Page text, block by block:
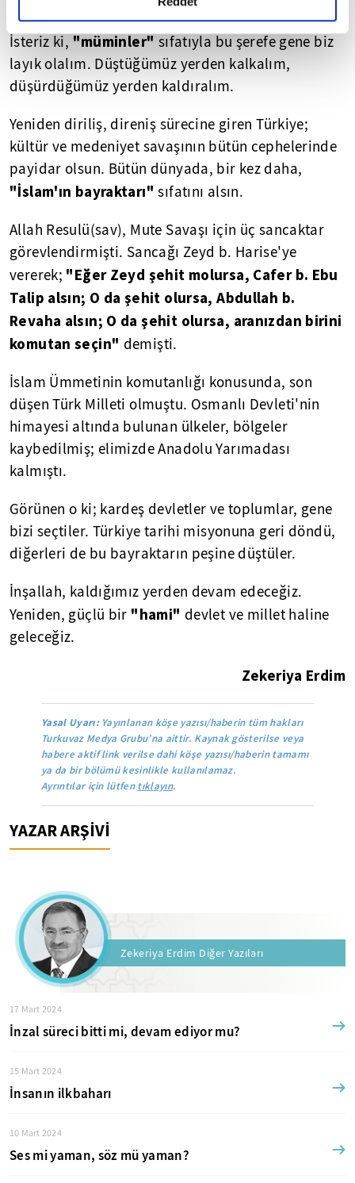
İsteriz ki, "müminler" sıfatıyla bu şerefe gene biz
layık olalım. Düştüğümüz yerden kalkalım,
düşürdüğümüz yerden kaldıralım.
Yeniden diriliş, direniş sürecine giren Türkiye;
kültür ve medeniyet savaşının bütün cephelerinde
payidar olsun. Bütün dünyada, bir kez daha,
"İslam'ın bayraktarı"sıfatını alsın.
Allah Resulü(sav), Mute Savaşı için üç sancaktar
görevlendirmişti. Sancağı Zeyd b. Harise'ye
vererek; "Eğer Zeyd şehit molursa, Cafer b. Ebu
Talip alsın; O da şehit olursa, Abdullah b.
Revaha alsın; O da şehit olursa, aranızdan birini
komutan seçin" demişti.
İslam Ümmetinin komutanlığı konusunda, son
düşen Türk Milleti olmuştu. Osmanlı Devleti'nin
himayesi altında bulunan ülkeler, bölgeler
kaybedilmiş; elimizde Anadolu Yarımadası
kalmıştı.
Görünen o ki; kardeş devletler ve toplumlar, gene
bizi seçtiler. Türkiye tarihi misyonuna geri döndü,
diğerleri de bu bayraktarın peşine düştüler.
İnşallah, kaldığımız yerden devam edeceğiz.
Yeniden, güçlü bir "hami" devlet ve millet haline
geleceğiz.
Zekeriya Erdim
Yasal Uyarı: Yayınlanan köşe yazısı/haberin tüm hakları
Turkuvaz Medya Grubu’na aittir. Kaynak gösterilse veya
habere aktif link verilse dahi köşe yazısı/haberin tamamı
ya da bir bölümü kesinlikle kullanılamaz.
Ayrıntılar için lütfentıklayın.
YAZAR ARŞİVİ
Zekeriya Erdim Diğer Yazıları
17 Mart 2024
İnzal süreci bitti mi, devam ediyor mu?
15 Mart 2024
İnsanın ilkbaharı
10 Mart 2024
Ses mi yaman, söz mü yaman?